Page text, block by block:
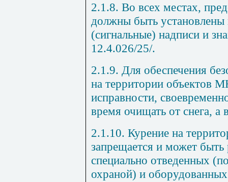
2.1.8. Во всех местах,
должны быть установлены
(сигнальные) надписи и
12.4.026/25/.
2.1.9. Для обеспечения
на территории объектов
исправности,
время очищать от снега, а
2.1.10. Курение на
запрещается и может быть
специально отведенных
охраной) и